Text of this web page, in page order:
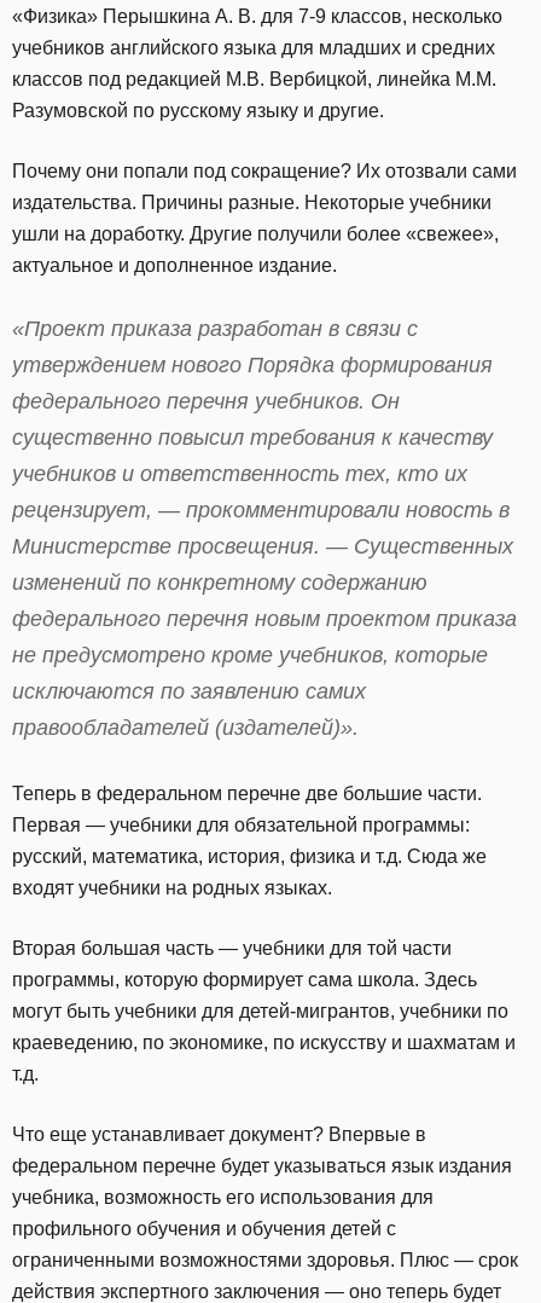
«Физика» Перышкина А. В. для 7-9 классов, несколько
учебников английского языка для младших и средних
классов под редакцией М.В. Вербицкой, линейка М.М.
Разумовской по русскому языку и другие.
Почему они попали под сокращение? Их отозвали сами
издательства. Причины разные. Некоторые учебники
ушли на доработку. Другие получили более «свежее»,
актуальное и дополненное издание.
«Проект приказа разработан в связи с
утверждением нового Порядка формирования
федерального перечня учебников. Он
существенно повысил требования к качеству
учебников и ответственность тех, кто их
рецензирует, — прокомментировали новость в
Министерстве просвещения. — Существенных
изменений по конкретному содержанию
федерального перечня новым проектом приказа
не предусмотрено кроме учебников, которые
исключаются по заявлению самих
правообладателей (издателей)».
Теперь в федеральном перечне две большие части.
Первая — учебники для обязательной программы:
русский, математика, история, физика и т.д. Сюда же
входят учебники на родных языках.
Вторая большая часть — учебники для той части
программы, которую формирует сама школа. Здесь
могут быть учебники для детей-мигрантов, учебники по
краеведению, по экономике, по искусству и шахматам и
т.д.
Что еще устанавливает документ? Впервые в
федеральном перечне будет указываться язык издания
учебника, возможность его использования для
профильного обучения и обучения детей с
ограниченными возможностями здоровья. Плюс — срок
действия экспертного заключения — оно теперь будет